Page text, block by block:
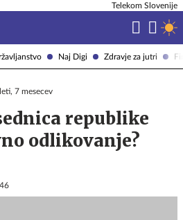
Naj Digi Zdravje za jutri
Telekom Slovenije
7 mesecev
republike
odlikovanje?